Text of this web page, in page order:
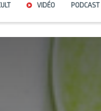
VIDÉO PODCAST